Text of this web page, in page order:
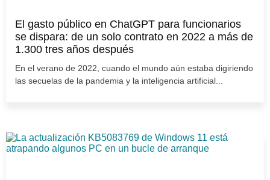
El gasto público en ChatGPT para funcionarios
se dispara: de un solo contrato en 2022 a más de
1.300 tres años después
En el verano de 2022, cuando el mundo aún estaba digiriendo
las secuelas de la pandemia y la inteligencia artificial...